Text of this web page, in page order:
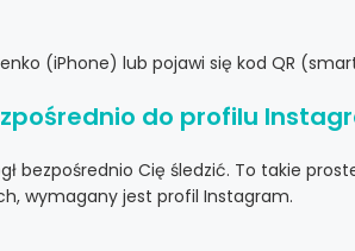
(iPhone) lub pojawi się kod QR
do profilu
bezpośrednio Cię śledzić. To takie
wymagany jest profil Instagram.